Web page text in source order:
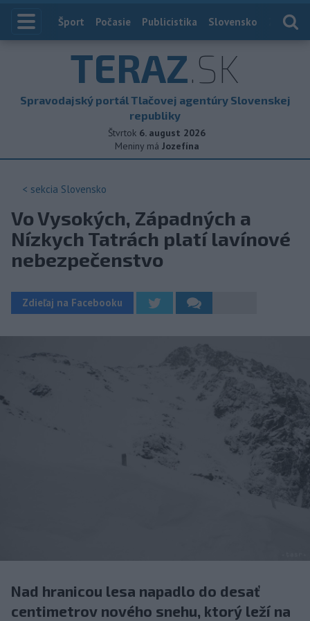
Index
Šport Počasie Publicistika Slovensko
TERAZ.SK
Spravodajský portál Tlačovej agentúry Slovenskej
republiky
Štvrtok 6. august 2026
Meniny má Jozefína
< sekcia Slovensko
Vo Vysokých, Západných a
Nízkych Tatrách platí lavínové
nebezpečenstvo
Zdieľaj na Facebooku
Nad hranicou lesa napadlo do desať
centimetrov nového snehu, ktorý leží na